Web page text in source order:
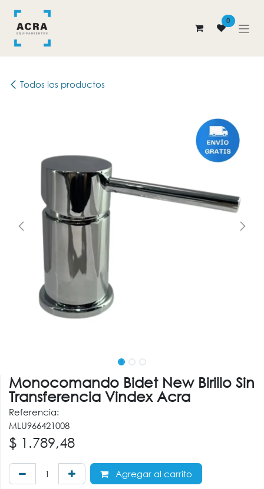
0
Todos los productos
Monocomando Bidet New Birillo Sin
Transferencia Vindex Acra
Referencia:
MLU966421008
$ 1.789,48
Agregar al carrito